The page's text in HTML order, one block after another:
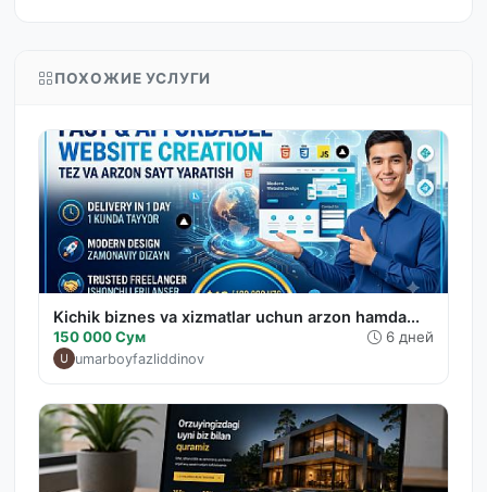
ПОХОЖИЕ УСЛУГИ
Kichik biznes va xizmatlar uchun arzon hamda...
150 000 Сум 6 дней
umarboyfazliddinov